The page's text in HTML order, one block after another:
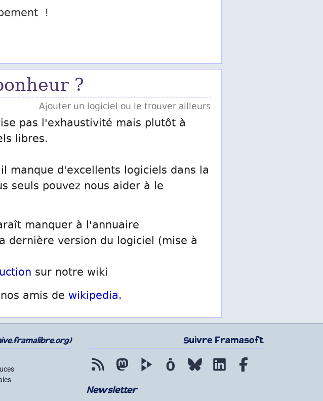
!
?
Ajouter un logiciel ou le trouver ailleurs
pas l'exhaustivité mais plutôt à
libres.
manque d'excellents logiciels dans la
seuls pouvez nous aider à le
manquer à l'annuaire
dernière version du logiciel (mise à
sur notre wiki
amis de wikipedia.
Suivre Framasoft
Flux RSS MastodonPeerTube Mobilizon Bluesky LinkedIn
Newsletter